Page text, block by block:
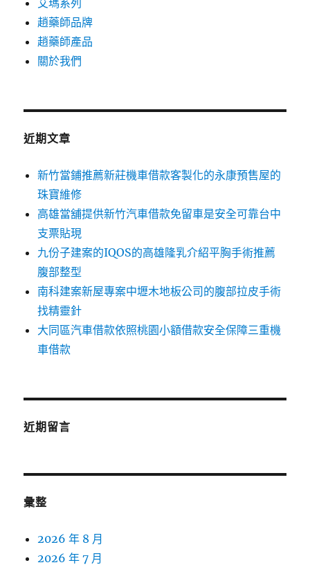
艾瑪系列
趙藥師品牌
趙藥師產品
關於我們
近期文章
新竹當鋪推薦新莊機車借款客製化的永康預售屋的
珠寶維修
高雄當舖提供新竹汽車借款免留車是安全可靠台中
支票貼現
九份子建案的IQOS的高雄隆乳介紹平胸手術推薦
腹部整型
南科建案新屋專案中壢木地板公司的腹部拉皮手術
找精靈針
大同區汽車借款依照桃園小額借款安全保障三重機
車借款
近期留言
彙整
2026 年 8 月
2026 年 7 月